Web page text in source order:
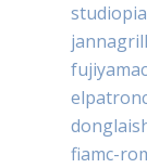
fiamc-